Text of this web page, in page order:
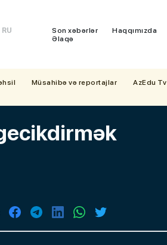
RU
Son xəbərlər Haqqımızda
Əlaqə
Müsahibə və reportajlar AzEdu Tv